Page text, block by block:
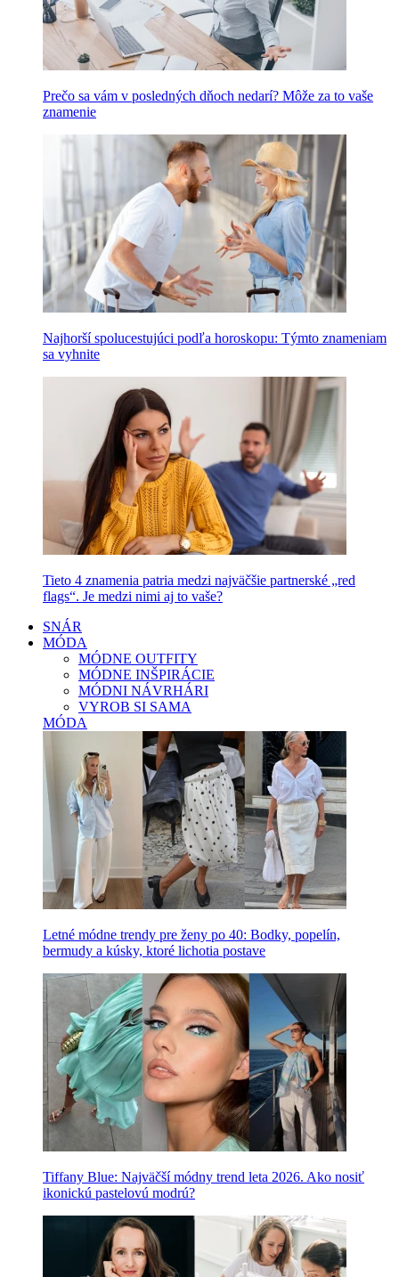
Prečo sa vám v posledných dňoch nedarí? Môže za to vaše
znamenie
Najhorší spolucestujúci podľa horoskopu: Týmto znameniam
sa vyhnite
Tieto 4 znamenia patria medzi najväčšie partnerské „red
flags“. Je medzi nimi aj to vaše?
SNÁR
MÓDA
MÓDNE OUTFITY
MÓDNE INŠPIRÁCIE
MÓDNI NÁVRHÁRI
VYROB SI SAMA
MÓDA
Letné módne trendy pre ženy po 40: Bodky, popelín,
bermudy a kúsky, ktoré lichotia postave
Tiffany Blue: Najväčší módny trend leta 2026. Ako nosiť
ikonickú pastelovú modrú?